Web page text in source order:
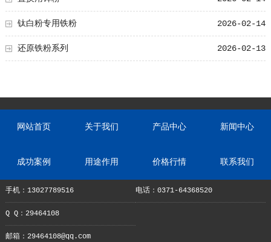
2026-02-14
钛白粉专用铁粉
2026-02-13
还原铁粉系列
网站首页 关于我们 产品中心 新闻中心
成功案例 用途作用 价格行情 联系我们
手机：13027789516 电话：0371-64368520
Q Q：29464108
邮箱：29464108@qq.com